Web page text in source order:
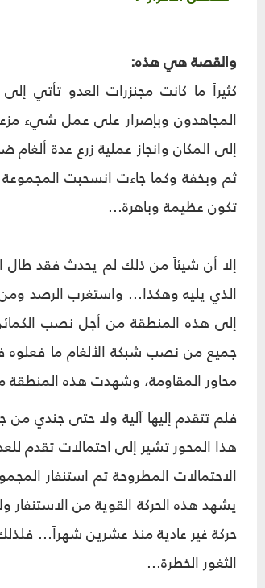
والقصة هي هذه:
كثيراً ما كانت مجنزرات العدو تأتي
المجاهدون وبإصرار على عمل شيء
إلى المكان وانجاز عملية زرع عدة
ثم وبخفة وكما جاءت انسحبت المجموعة
تكون عظيمة وباهرة...
إلا أن شيئاً من ذلك لم يحدث فقد طال
الذي يليه وهكذا... واستغرب الرصد
إلى هذه المنطقة من أجل نصب
جميع من نصب شبكة الألغام ما
محاور المقاومة، وشهدت هذه المنطقة
فلم تتقدم إليها آلية ولا حتى جندي
هذا المحور تشير إلى احتمالات تقدم
الاحتمالات المطروحة تم استنفار
يشهد هذه الحركة القوية من الاستنفار
حركة غير عادية منذ عشرين شهراً...
الثغور الخطرة...